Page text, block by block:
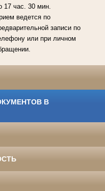
17 час. 30 мин.
ведется по
записи по
или при личном
В